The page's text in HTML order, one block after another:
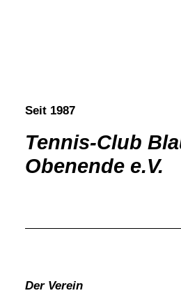
Seit 1987
Tennis-Club
Obenende e.V.
Der Verein